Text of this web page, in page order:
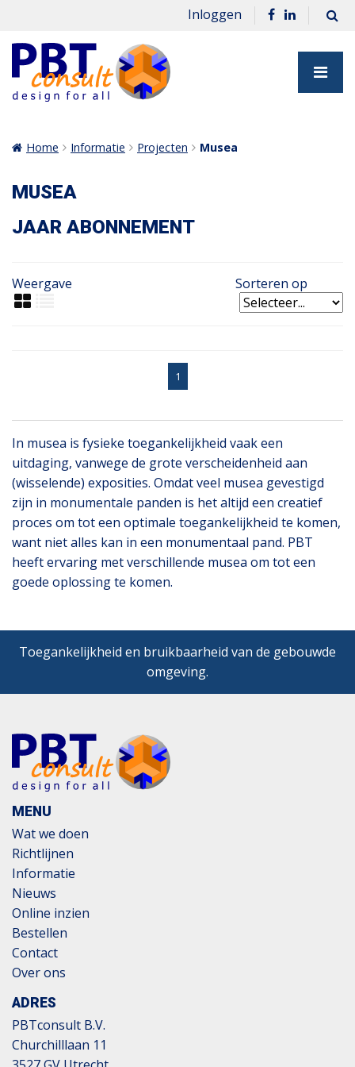
Inloggen
Home Informatie Projecten Musea
MUSEA
JAAR ABONNEMENT
Weergave Sorteren op
1
In musea is fysieke toegankelijkheid vaak een
uitdaging, vanwege de grote verscheidenheid aan
(wisselende) exposities. Omdat veel musea gevestigd
zijn in monumentale panden is het altijd een creatief
proces om tot een optimale toegankelijkheid te komen,
want niet alles kan in een monumentaal pand. PBT
heeft ervaring met verschillende musea om tot een
goede oplossing te komen.
Toegankelijkheid en bruikbaarheid van de gebouwde
omgeving.
MENU
Wat we doen
Richtlijnen
Informatie
Nieuws
Online inzien
Bestellen
Contact
Over ons
ADRES
PBTconsult B.V.
Churchilllaan 11